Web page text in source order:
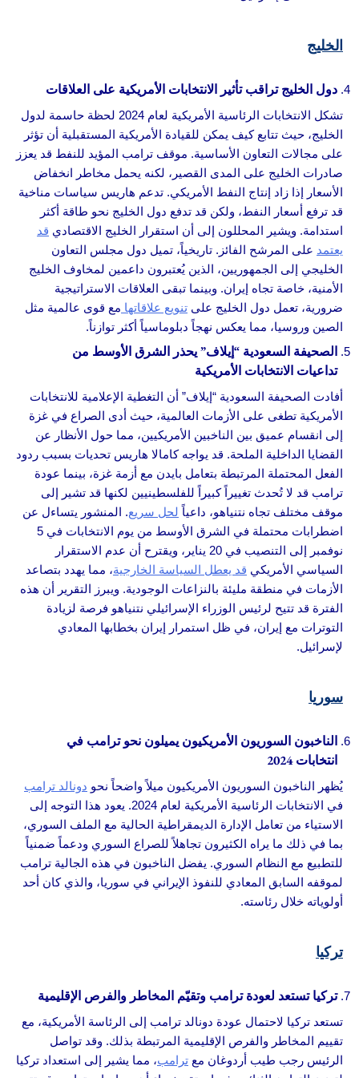
الخليج
دول الخليج تراقب تأثير الانتخابات الأمريكية على العلاقات
تشكل الانتخابات الرئاسية الأمريكية لعام 2024 لحظة حاسمة لدول
الخليج، حيث تتابع كيف يمكن للقيادة الأمريكية المستقبلية أن تؤثر
على مجالات التعاون الأساسية. موقف ترامب المؤيد للنفط قد يعزز
صادرات الخليج على المدى القصير، لكنه يحمل مخاطر انخفاض
الأسعار إذا زاد إنتاج النفط الأمريكي. تدعم هاريس سياسات مناخية
قد ترفع أسعار النفط، ولكن قد تدفع دول الخليج نحو طاقة أكثر
استدامة. ويشير المحللون إلى أن استقرار الخليج الاقتصادي قد
يعتمد على المرشح الفائز. تاريخياً، تميل دول مجلس التعاون
الخليجي إلى الجمهوريين، الذين يُعتبرون داعمين لمخاوف الخليج
الأمنية، خاصة تجاه إيران. وبينما تبقى العلاقات الاستراتيجية
ضرورية، تعمل دول الخليج على تنويع علاقاتها مع قوى عالمية مثل
الصين وروسيا، مما يعكس نهجاً دبلوماسياً أكثر توازناً.
الصحيفة السعودية “إيلاف” يحذر الشرق الأوسط من
تداعيات الانتخابات الأمريكية
أفادت الصحيفة السعودية “إيلاف” أن التغطية الإعلامية للانتخابات
الأمريكية تطغى على الأزمات العالمية، حيث أدى الصراع في غزة
إلى انقسام عميق بين الناخبين الأمريكيين، مما حول الأنظار عن
القضايا الداخلية الملحة. قد يواجه كامالا هاريس تحديات بسبب ردود
الفعل المحتملة المرتبطة بتعامل بايدن مع أزمة غزة، بينما عودة
ترامب قد لا تُحدث تغييراً كبيراً للفلسطينيين لكنها قد تشير إلى
موقف مختلف تجاه نتنياهو، داعياً لحل سريع. المنشور يتساءل عن
اضطرابات محتملة في الشرق الأوسط من يوم الانتخابات في 5
نوفمبر إلى التنصيب في 20 يناير، ويقترح أن عدم الاستقرار
السياسي الأمريكي قد يعطل السياسة الخارجية، مما يهدد بتصاعد
الأزمات في منطقة مليئة بالنزاعات الوجودية. ويبرز التقرير أن هذه
الفترة قد تتيح لرئيس الوزراء الإسرائيلي نتنياهو فرصة لزيادة
التوترات مع إيران، في ظل استمرار إيران بخطابها المعادي
لإسرائيل.
سوريا
الناخبون السوريون الأمريكيون يميلون نحو ترامب في
انتخابات 2024
يُظهر الناخبون السوريون الأمريكيون ميلاً واضحاً نحو دونالد ترامب
في الانتخابات الرئاسية الأمريكية لعام 2024. يعود هذا التوجه إلى
الاستياء من تعامل الإدارة الديمقراطية الحالية مع الملف السوري،
بما في ذلك ما يراه الكثيرون تجاهلاً للصراع السوري ودعماً ضمنياً
للتطبيع مع النظام السوري. يفضل الناخبون في هذه الجالية ترامب
لموقفه السابق المعادي للنفوذ الإيراني في سوريا، والذي كان أحد
أولوياته خلال رئاسته.
تركيا
تركيا تستعد لعودة ترامب وتقيّم المخاطر والفرص الإقليمية
تستعد تركيا لاحتمال عودة دونالد ترامب إلى الرئاسة الأمريكية، مع
تقييم المخاطر والفرص الإقليمية المرتبطة بذلك. وقد تواصل
الرئيس رجب طيب أردوغان مع ترامب، مما يشير إلى استعداد تركيا